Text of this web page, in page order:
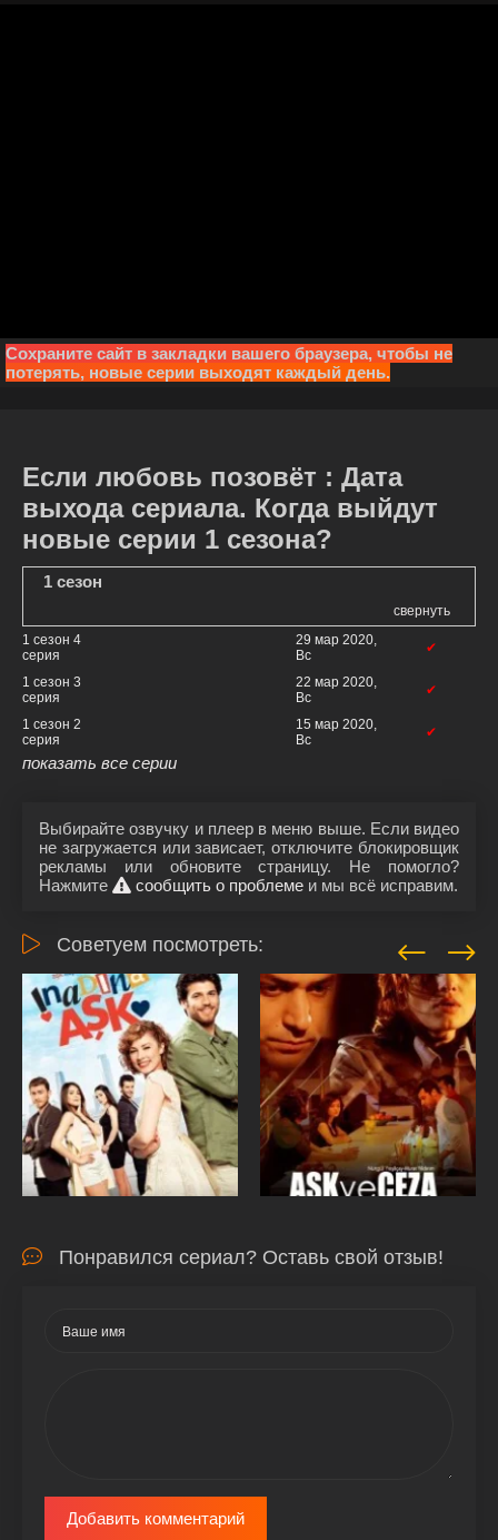
Сохраните сайт в закладки вашего браузера, чтобы не
потерять, новые серии выходят каждый день.
Если любовь позовёт : Дата
выхода сериала. Когда выйдут
новые серии 1 сезона?
1 сезон
свернуть
1 сезон 4
серия
29 мар 2020,
Вс
✔
1 сезон 3
серия
22 мар 2020,
Вс
✔
1 сезон 2
серия
15 мар 2020,
Вс
✔
показать все серии
Выбирайте озвучку и плеер в меню выше. Если видео
не загружается или зависает, отключите блокировщик
рекламы или обновите страницу. Не помогло?
Нажмите
сообщить о проблеме и мы всё исправим.
Советуем посмотреть:
Понравился сериал? Оставь свой отзыв!
Добавить комментарий